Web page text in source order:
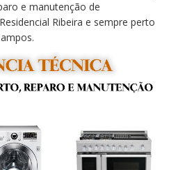
e manutenção de
Ribeira e sempre perto